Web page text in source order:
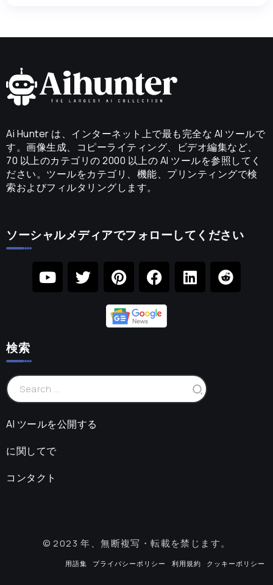
Ai Hunter は、インターネット上で最も完全な AI ツールで
す。画像生成、コピーライティング、ビデオ編集など、
70 以上のカテゴリの 2000 以上の AI ツールを参照してく
ださい。ツールをカテゴリ、機能、プリンティングで検
索およびフィルタリングします。
ソーシャルメディアでフォローしてください
検索
AI ツールを公開する
に関してで
コンタクト
© 2023 年、無断複写・転載を禁じます。
用語集 プライバシーポリシー 利用規約 クッキーポリシー